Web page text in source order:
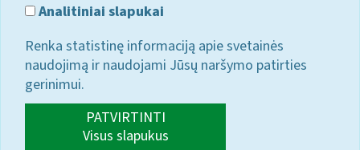
Analitiniai slapukai
Renka statistinę informaciją apie svetainės
naudojimą ir naudojami Jūsų naršymo patirties
gerinimui.
PATVIRTINTI
Visus slapukus